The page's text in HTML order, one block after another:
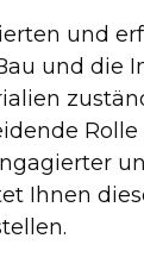
und
und die
Ihnen